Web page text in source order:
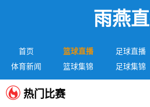
雨燕
首页 篮球直播 足球直播
体育新闻
篮球集锦 足球集锦
热门比赛